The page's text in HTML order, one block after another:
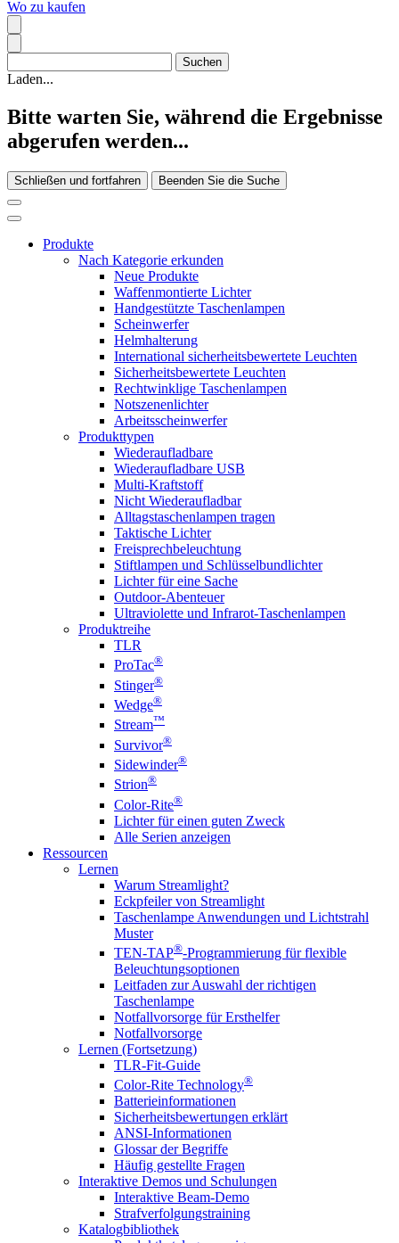
Wo zu kaufen
Laden...
Bitte warten Sie, während die Ergebnisse
abgerufen werden...
Schließen und fortfahren Beenden Sie die Suche
Produkte
Nach Kategorie erkunden
Neue Produkte
Waffenmontierte Lichter
Handgestützte Taschenlampen
Scheinwerfer
Helmhalterung
International sicherheitsbewertete Leuchten
Sicherheitsbewertete Leuchten
Rechtwinklige Taschenlampen
Notszenenlichter
Arbeitsscheinwerfer
Produkttypen
Wiederaufladbare
Wiederaufladbare USB
Multi-Kraftstoff
Nicht Wiederaufladbar
Alltagstaschenlampen tragen
Taktische Lichter
Freisprechbeleuchtung
Stiftlampen und Schlüsselbundlichter
Lichter für eine Sache
Outdoor-Abenteuer
Ultraviolette und Infrarot-Taschenlampen
Produktreihe
TLR
ProTac®
Stinger®
Wedge®
Stream™
Survivor®
Sidewinder®
Strion®
Color-Rite®
Lichter für einen guten Zweck
Alle Serien anzeigen
Ressourcen
Lernen
Warum Streamlight?
Eckpfeiler von Streamlight
Taschenlampe Anwendungen und Lichtstrahl
Muster
TEN-TAP®-Programmierung für flexible
Beleuchtungsoptionen
Leitfaden zur Auswahl der richtigen
Taschenlampe
Notfallvorsorge für Ersthelfer
Notfallvorsorge
Lernen (Fortsetzung)
TLR-Fit-Guide
Color-Rite Technology®
Batterieinformationen
Sicherheitsbewertungen erklärt
ANSI-Informationen
Glossar der Begriffe
Häufig gestellte Fragen
Interaktive Demos und Schulungen
Interaktive Beam-Demo
Strafverfolgungstraining
Katalogbibliothek